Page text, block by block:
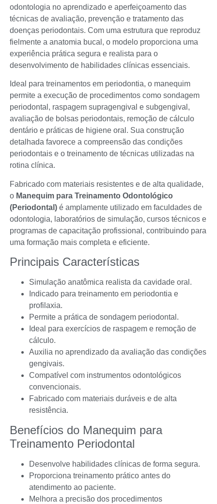
odontologia no aprendizado e aperfeiçoamento das
técnicas de avaliação, prevenção e tratamento das
doenças periodontais. Com uma estrutura que reproduz
fielmente a anatomia bucal, o modelo proporciona uma
experiência prática segura e realista para o
desenvolvimento de habilidades clínicas essenciais.
Ideal para treinamentos em periodontia, o manequim
permite a execução de procedimentos como sondagem
periodontal, raspagem supragengival e subgengival,
avaliação de bolsas periodontais, remoção de cálculo
dentário e práticas de higiene oral. Sua construção
detalhada favorece a compreensão das condições
periodontais e o treinamento de técnicas utilizadas na
rotina clínica.
Fabricado com materiais resistentes e de alta qualidade,
o Manequim para Treinamento Odontológico
(Periodontal) é amplamente utilizado em faculdades de
odontologia, laboratórios de simulação, cursos técnicos e
programas de capacitação profissional, contribuindo para
uma formação mais completa e eficiente.
Principais Características
Simulação anatômica realista da cavidade oral.
Indicado para treinamento em periodontia e
profilaxia.
Permite a prática de sondagem periodontal.
Ideal para exercícios de raspagem e remoção de
cálculo.
Auxilia no aprendizado da avaliação das condições
gengivais.
Compatível com instrumentos odontológicos
convencionais.
Fabricado com materiais duráveis e de alta
resistência.
Benefícios do Manequim para
Treinamento Periodontal
Desenvolve habilidades clínicas de forma segura.
Proporciona treinamento prático antes do
atendimento ao paciente.
Melhora a precisão dos procedimentos